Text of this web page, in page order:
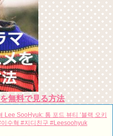
無料で見る方法
Lee SooHyuk: 톰 포드 뷰티 ‘블랙 오키
이수혁 #지디친구 #Leesoohyuk